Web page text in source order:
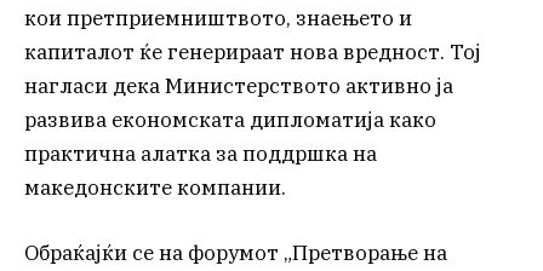
кои претприемништвото, знаењето и
капиталот ќе генерираат нова вредност. Тој
нагласи дека Министерството активно ја
развива економската дипломатија како
практична алатка за поддршка на
македонските компании.
Обраќајќи се на форумот „Претворање на